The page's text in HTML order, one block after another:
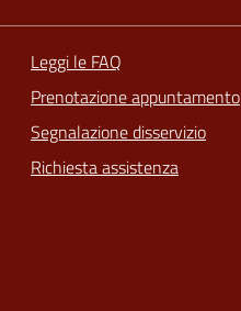
Leggi le FAQ
Prenotazione appuntamento
Segnalazione disservizio
Richiesta assistenza